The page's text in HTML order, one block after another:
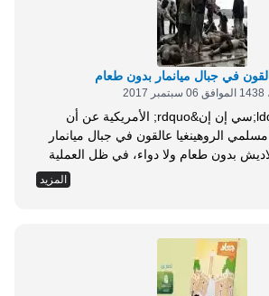
كشفت شبكة &ldquo;سي إن إن&rdquo; الأمريكية عن أن
الروهينغيا عالقون في جبال ميانمار
بدون طعام ولا دواء، في ظل العملية
الجيش الميانماري والتي تسببت في مقتل
المئات حتى الآن . ونقلت الشبكة عن نشطاء أن ما لا يقل عن 30
المزيد